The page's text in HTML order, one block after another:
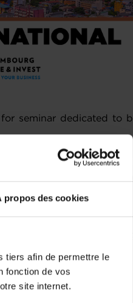
propos des cookies
tiers afin de permettre le
fonction de vos
site internet.
seminar dedicated to
trade routes, Sri
In addition, Sri
as a key driver of
and entrepreneurship.
the country’s